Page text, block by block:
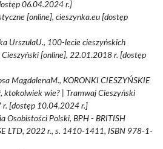
06.04.2024 r.]
[online], cieszynka.eu [dostęp
UrszulaU., 100-lecie cieszyńskich
[online], 22.01.2018 r. [dostęp
MagdalenaM., KORONKI CIESZYŃSKIE
ktokolwiek wie? | Tramwaj Cieszyński
[dostęp 10.04.2024 r.]
Osobistości Polski, BPH - BRITISH
LTD, 2022 r., s. 1410-1411, ISBN 978-1-